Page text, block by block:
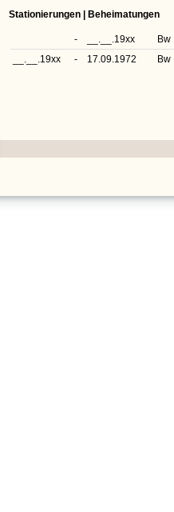
Stationierungen | Beheimatungen
- __.__.19xx
Bw
__.__.19xx
- 17.09.1972 Bw